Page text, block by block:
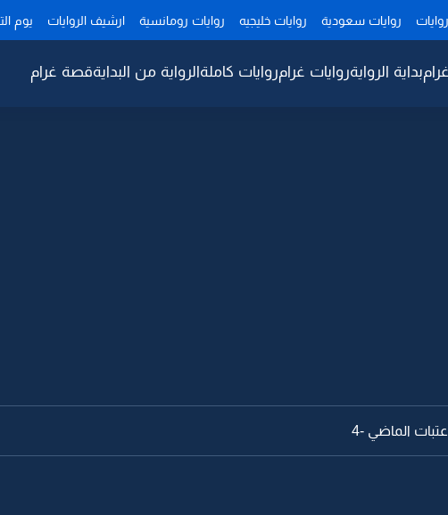
روايات روايات سعودية روايات خليجيه روايات رومانسية ارشيف الروايات يوم
غرامبداية الروايةروايات غرامروايات كاملةالرواية من البدايةقصة غرام
الماضي -4